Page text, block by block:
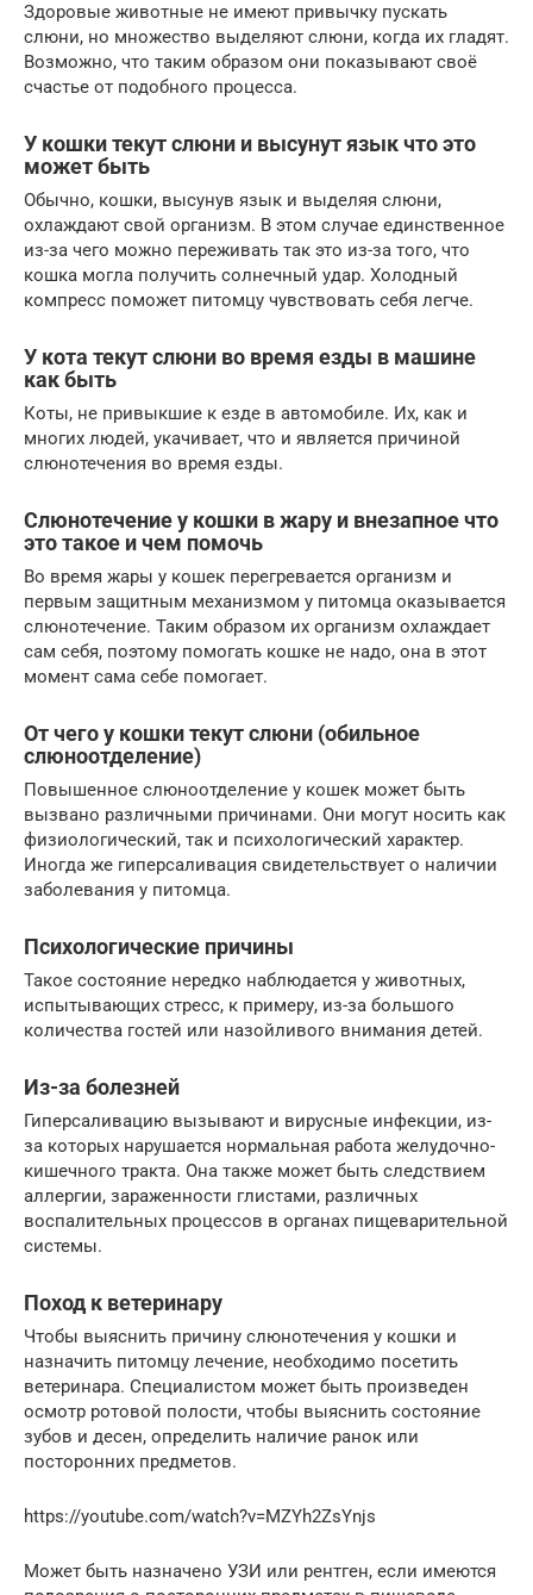
Здоровые животные не имеют привычку пускать
слюни, но множество выделяют слюни, когда их гладят.
Возможно, что таким образом они показывают своё
счастье от подобного процесса.
У кошки текут слюни и высунут язык что это
может быть
Обычно, кошки, высунув язык и выделяя слюни,
охлаждают свой организм. В этом случае единственное
из-за чего можно переживать так это из-за того, что
кошка могла получить солнечный удар. Холодный
компресс поможет питомцу чувствовать себя легче.
У кота текут слюни во время езды в машине
как быть
Коты, не привыкшие к езде в автомобиле. Их, как и
многих людей, укачивает, что и является причиной
слюнотечения во время езды.
Слюнотечение у кошки в жару и внезапное что
это такое и чем помочь
Во время жары у кошек перегревается организм и
первым защитным механизмом у питомца оказывается
слюнотечение. Таким образом их организм охлаждает
сам себя, поэтому помогать кошке не надо, она в этот
момент сама себе помогает.
От чего у кошки текут слюни (обильное
слюноотделение)
Повышенное слюноотделение у кошек может быть
вызвано различными причинами. Они могут носить как
физиологический, так и психологический характер.
Иногда же гиперсаливация свидетельствует о наличии
заболевания у питомца.
Психологические причины
Такое состояние нередко наблюдается у животных,
испытывающих стресс, к примеру, из-за большого
количества гостей или назойливого внимания детей.
Из-за болезней
Гиперсаливацию вызывают и вирусные инфекции, из-
за которых нарушается нормальная работа желудочно-
кишечного тракта. Она также может быть следствием
аллергии, зараженности глистами, различных
воспалительных процессов в органах пищеварительной
системы.
Поход к ветеринару
Чтобы выяснить причину слюнотечения у кошки и
назначить питомцу лечение, необходимо посетить
ветеринара. Специалистом может быть произведен
осмотр ротовой полости, чтобы выяснить состояние
зубов и десен, определить наличие ранок или
посторонних предметов.
https://youtube.com/watch?v=MZYh2ZsYnjs
Может быть назначено УЗИ или рентген, если имеются